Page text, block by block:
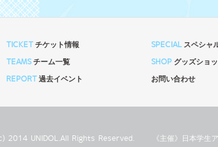
TICKET チケット情報
TEAMS チーム一覧
REPORT 過去イベント
SPECIAL スペシャ
SHOP グッズショ
お問い合わせ
2014 UNIDOL.All Rights Reserved. 《主催》⽇本学⽣